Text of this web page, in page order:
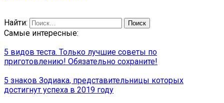
Найти:
Самые интересные:
5 видов теста. Только лучшие советы по
приготовлению! Обязательно сохраните!
5 знаков Зодиака, представительницы которых
достигнут успеха в 2019 году